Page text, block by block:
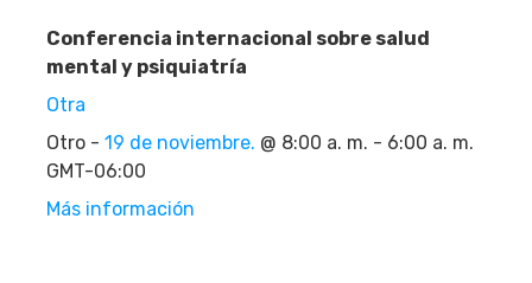
Conferencia internacional sobre salud
mental y psiquiatría
Otra
Otro - 19 de noviembre. @ 8:00 a. m. - 6:00 a. m.
GMT-06:00
Más información